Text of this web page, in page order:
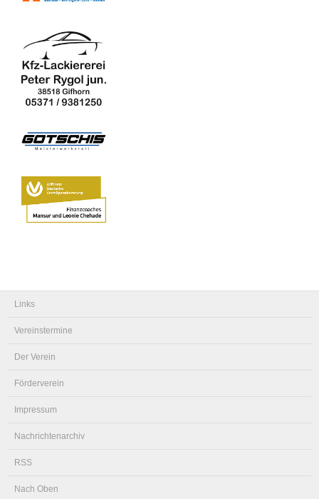
Links
Vereinstermine
Der Verein
Förderverein
Impressum
Nachrichtenarchiv
RSS
Nach Oben